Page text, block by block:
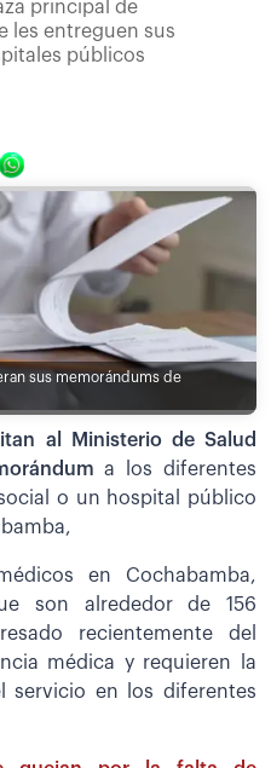
principal de
les entreguen sus
públicos
sus memorándums de
al Ministerio de Salud
a los diferentes
o un hospital público
en Cochabamba,
son alrededor de 156
recientemente del
médica y requieren la
servicio en los diferentes